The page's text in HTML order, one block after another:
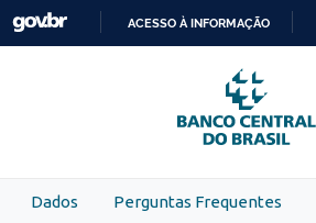
Skip to main content
PARA
O
CONTEÚDO
ACESSO À INFORMAÇÃO
Dados Perguntas Frequentes